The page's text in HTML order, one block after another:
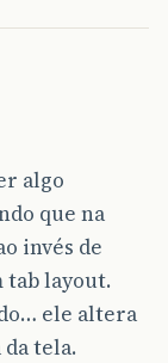
algo
que na
invés de
layout.
ele altera
tela.